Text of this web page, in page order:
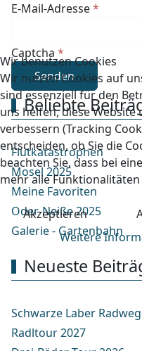
E-Mail-Adresse*
Captcha *
Senden
Beliebte
Flutkatastrophen
Mosel 2025
Meine Favoriten
Oder-Neiße 2025
Galerie - Gartenbahn
Neueste
Schwarze Laber Radweg
Radltour 2027
Wir benutzen Cookies
Wir nutzen Cookies auf
sind essenziell für den
uns helfen, diese
verbessern (Tracking
entscheiden, ob Sie die
beachten Sie, dass bei
mehr alle
Akzeptieren
Weitere